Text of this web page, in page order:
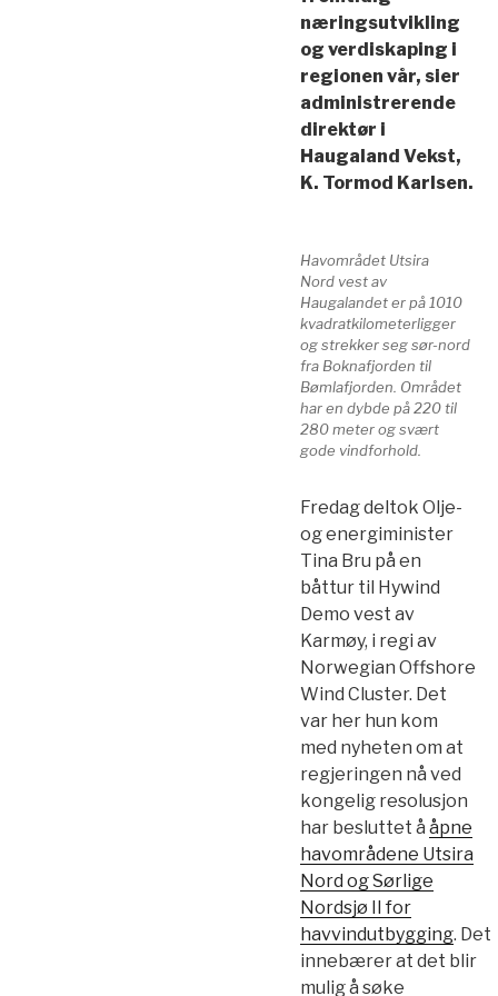
næringsutvikling
og verdiskaping i
regionen vår, sier
administrerende
direktør i
Haugaland Vekst,
K. Tormod Karlsen.
Havområdet Utsira
Nord vest av
Haugalandet er på 1010
kvadratkilometerligger
og strekker seg sør-nord
fra Boknafjorden til
Bømlafjorden. Området
har en dybde på 220 til
280 meter og svært
gode vindforhold.
Fredag deltok Olje-
og energiminister
Tina Bru på en
båttur til Hywind
Demo vest av
Karmøy, i regi av
Norwegian Offshore
Wind Cluster. Det
var her hun kom
med nyheten om at
regjeringen nå ved
kongelig resolusjon
har besluttet å åpne
havområdene Utsira
Nord og Sørlige
Nordsjø II for
havvindutbygging. Det
innebærer at det blir
mulig å søke